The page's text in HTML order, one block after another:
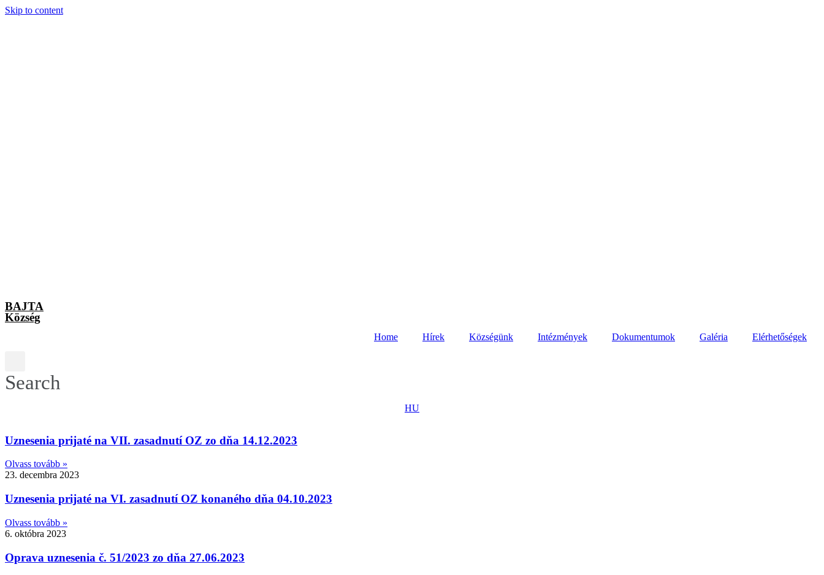
Skip to content
BAJTA
Község
Home Hírek Községünk Intézmények Dokumentumok Galéria Elérhetőségek
Search
HU
Uznesenia prijaté na VII. zasadnutí OZ zo dňa 14.12.2023
Olvass tovább »
23. decembra 2023
Uznesenia prijaté na VI. zasadnutí OZ konaného dňa 04.10.2023
Olvass tovább »
6. októbra 2023
Oprava uznesenia č. 51/2023 zo dňa 27.06.2023